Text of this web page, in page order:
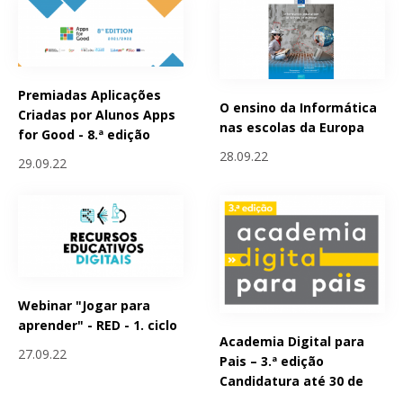
Premiadas Aplicações
Criadas por Alunos Apps
for Good - 8.ª edição
29.09.22
O ensino da Informática
nas escolas da Europa
28.09.22
Webinar "Jogar para
aprender" - RED - 1. ciclo
27.09.22
Academia Digital para
Pais – 3.ª edição
Candidatura até 30 de